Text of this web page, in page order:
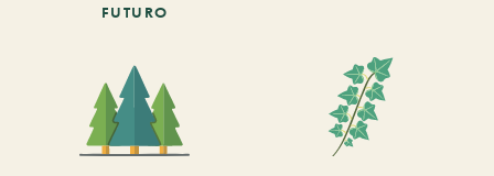
FUTURO